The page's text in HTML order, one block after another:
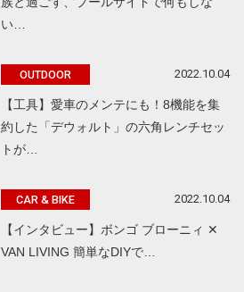
い…
OUTDOOR 2022.10.04
【工具】愛車のメンテにも！8機能を集
約した「デウォルト」の六角レンチセッ
トが…
CAR & BIKE 2022.10.04
【インタビュー】ボンゴ ブローニィ ✕
VAN LIVING 簡単なDIYで…